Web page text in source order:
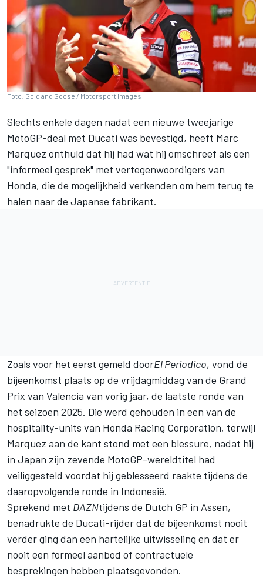
Foto: Gold and Goose / Motorsport Images
Slechts enkele dagen nadat een nieuwe tweejarige
MotoGP-deal met Ducati was bevestigd, heeft Marc
Marquez onthuld dat hij had wat hij omschreef als een
"informeel gesprek" met vertegenwoordigers van
Honda, die de mogelijkheid verkenden om hem terug te
halen naar de Japanse fabrikant.
Zoals voor het eerst gemeld doorEl Periodico, vond de
bijeenkomst plaats op de vrijdagmiddag van de Grand
Prix van Valencia van vorig jaar, de laatste ronde van
het seizoen 2025. Die werd gehouden in een van de
hospitality-units van Honda Racing Corporation, terwijl
Marquez aan de kant stond met een blessure, nadat hij
in Japan zijn zevende MotoGP-wereldtitel had
veiliggesteld voordat hij geblesseerd raakte tijdens de
daaropvolgende ronde in Indonesië.
Sprekend met DAZNtijdens de Dutch GP in Assen,
benadrukte de Ducati-rijder dat de bijeenkomst nooit
verder ging dan een hartelijke uitwisseling en dat er
nooit een formeel aanbod of contractuele
besprekingen hebben plaatsgevonden.